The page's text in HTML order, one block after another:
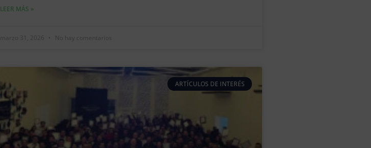
LEER MÁS »
marzo 31, 2026 No hay comentarios
ARTÍCULOS DE INTERÉS